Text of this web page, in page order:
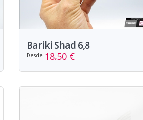
Bariki Shad 6,8
Desde 18,50 €